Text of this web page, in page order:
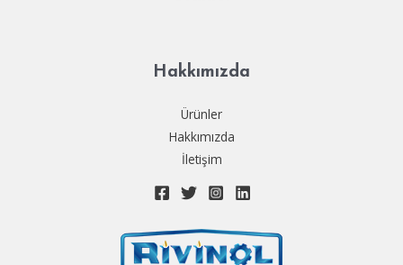
Hakkımızda
Ürünler
Hakkımızda
İletişim